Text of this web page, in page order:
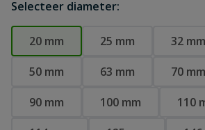
Selecteer diameter:
20 mm 25 mm 32 mm
50 mm
63 mm 70 mm
90 mm
100 mm
110